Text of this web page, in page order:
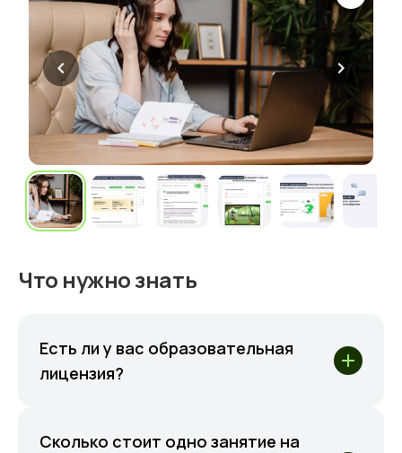
chevron_left chevron_right
Что нужно знать
Есть ли у вас образовательная
лицензия?
Сколько стоит одно занятие на